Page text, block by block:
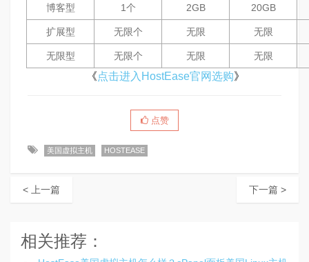
博客型 1个 2GB 20GB
扩展型 无限个 无限 无限
无限型 无限个 无限 无限
《点击进入HostEase官网选购》
点赞
美国虚拟主机 HOSTEASE
< 上一篇 下一篇 >
相关推荐：